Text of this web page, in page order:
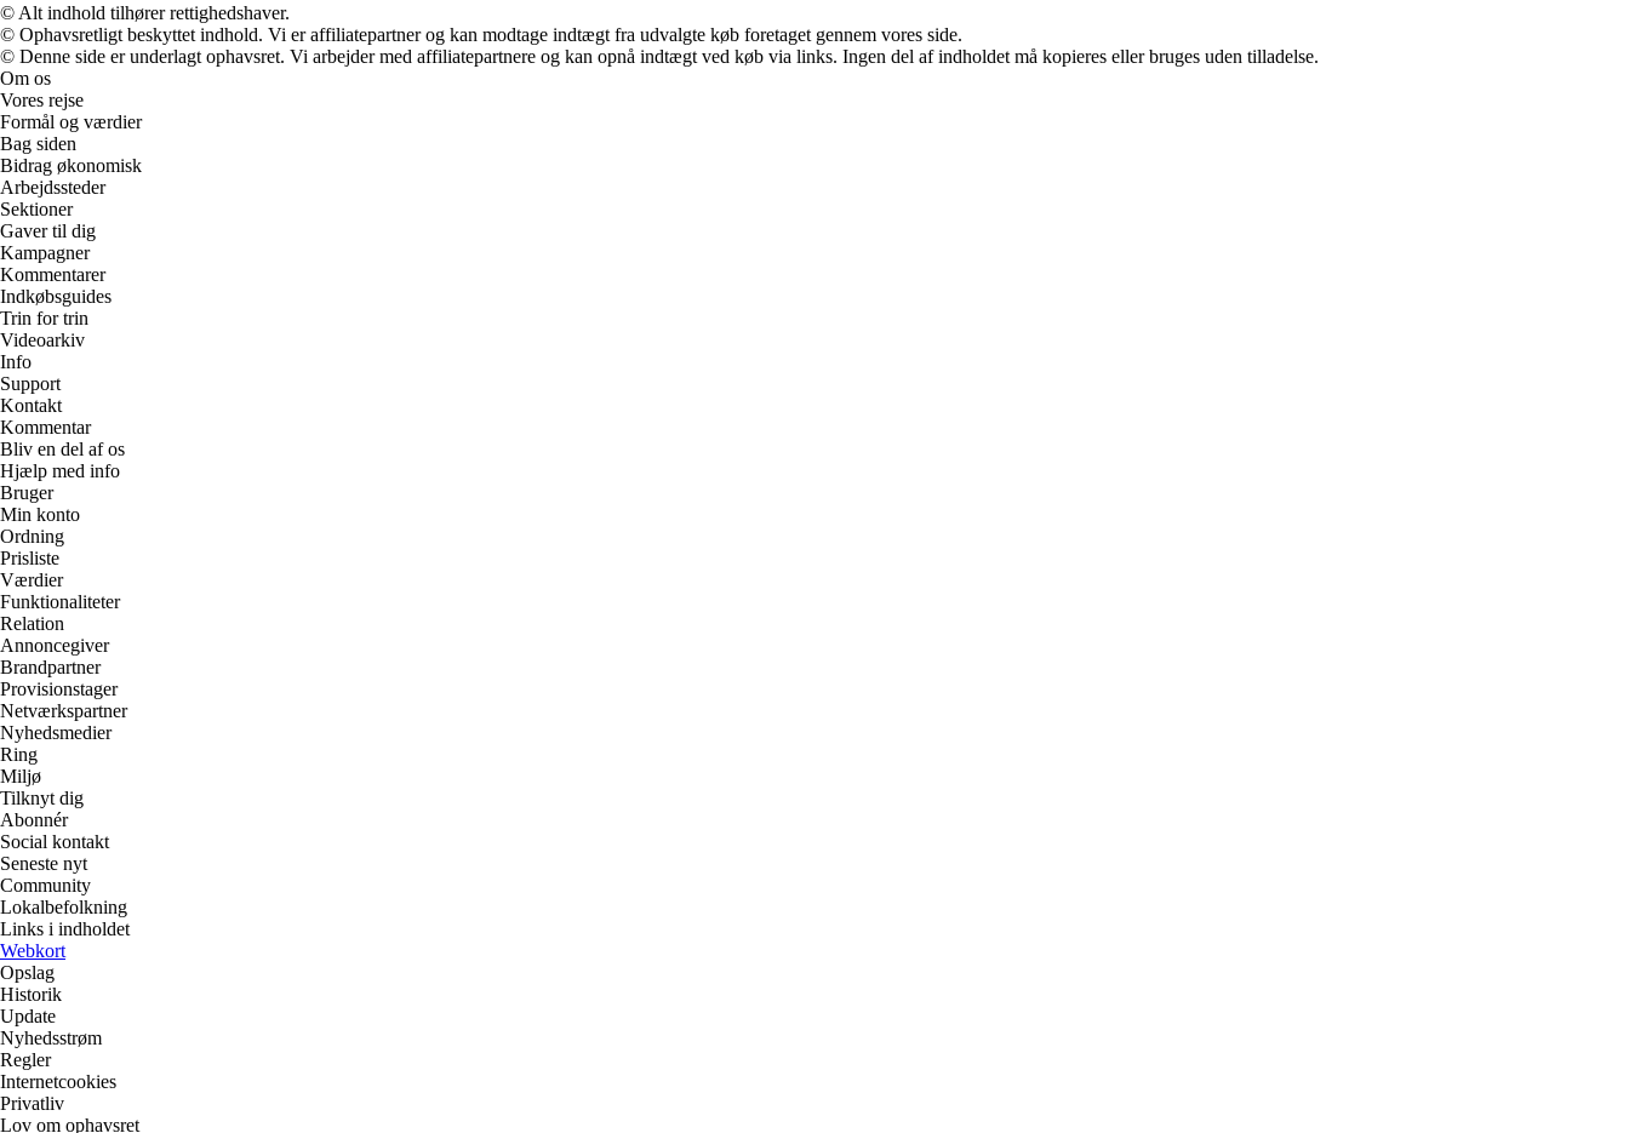
© Alt indhold tilhører rettighedshaver.
© Ophavsretligt beskyttet indhold. Vi er affiliatepartner og kan modtage indtægt fra udvalgte køb foretaget gennem vores side.
© Denne side er underlagt ophavsret. Vi arbejder med affiliatepartnere og kan opnå indtægt ved køb via links. Ingen del af indholdet må kopieres eller bruges uden tilladelse.
Om os
Vores rejse
Formål og værdier
Bag siden
Bidrag økonomisk
Arbejdssteder
Sektioner
Gaver til dig
Kampagner
Kommentarer
Indkøbsguides
Trin for trin
Videoarkiv
Info
Support
Kontakt
Kommentar
Bliv en del af os
Hjælp med info
Bruger
Min konto
Ordning
Prisliste
Værdier
Funktionaliteter
Relation
Annoncegiver
Brandpartner
Provisionstager
Netværkspartner
Nyhedsmedier
Ring
Miljø
Tilknyt dig
Abonnér
Social kontakt
Seneste nyt
Community
Lokalbefolkning
Links i indholdet
Webkort
Opslag
Historik
Update
Nyhedsstrøm
Regler
Internetcookies
Privatliv
Lov om ophavsret